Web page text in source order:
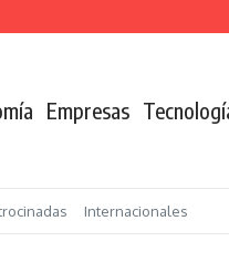
en Colombia
Empresas
Internacionales